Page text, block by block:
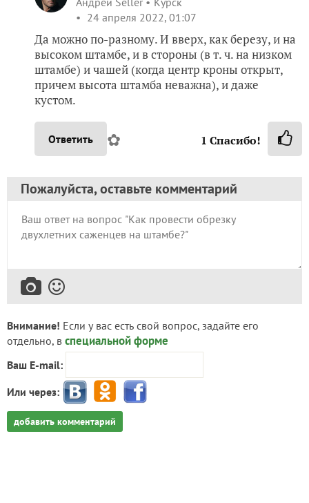
24 апреля 2022, 01:07
Да можно по-разному. И вверх, как березу, и на
высоком штамбе, и в стороны (в т. ч. на низком
штамбе) и чашей (когда центр кроны открыт,
причем высота штамба неважна), и даже
кустом.
Ответить ✿ 1 Спасибо!
Пожалуйста, оставьте комментарий
Внимание! Если у вас есть свой вопрос, задайте его
отдельно, в специальной форме
Ваш E-mail:
Или через:
добавить комментарий